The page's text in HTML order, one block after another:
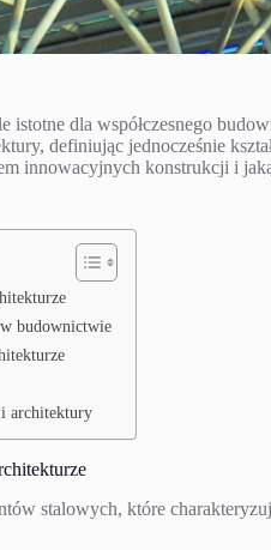
dla współczesnego
definiując jednocześnie
innowacyjnych konstrukcji i
budownictwie
architektury
stalowych, które